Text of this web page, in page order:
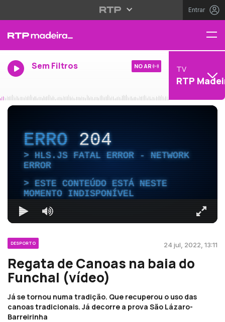
Entrar
Sem Filtros NO AR TV
RTP
ERRO204
HLS.JS FATAL ERROR - NETWORK
ERROR
ESTE CONTEÚDO ESTÁ NESTE
MOMENTO INDISPONÍVEL
DESPORTO 24 jul, 2022, 13:11
Regata de Canoas na baia do
Funchal (vídeo)
Já se tornou numa tradição. Que recuperou o uso das
canoas tradicionais. Já decorre a prova São Lázaro-
Barreirinha